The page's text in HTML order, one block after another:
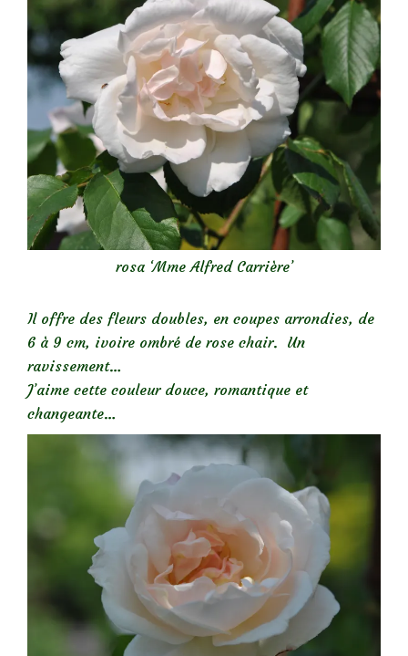
rosa ‘Mme Alfred Carrière’
Il offre des fleurs doubles, en coupes arrondies, de
6 à 9 cm, ivoire ombré de rose chair. Un
ravissement…
J’aime cette couleur douce, romantique et
changeante…